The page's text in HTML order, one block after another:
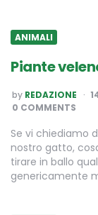
ANIMALI
Piante
POSTED
BY
by REDAZIONE
0 COMMENTS
Se vi chiediamo
nostro gatto,
tirare in ballo
genericamente